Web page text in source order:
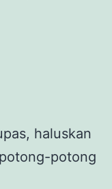
haluskan
potong